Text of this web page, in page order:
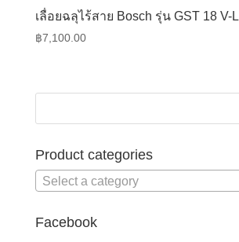
เลื่อยฉลุไร้สาย Bosch รุ่น GST 18 V-LI
฿7,100.00
Product categories
Select a category
Facebook